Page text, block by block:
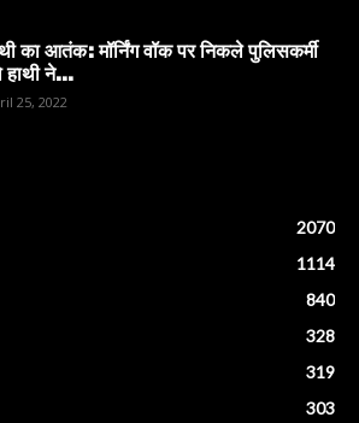
का आतंक: मॉर्निंग वॉक पर निकले पुलिसकर्मी
हाथी ने...
25, 2022
2070
1114
840
328
319
303